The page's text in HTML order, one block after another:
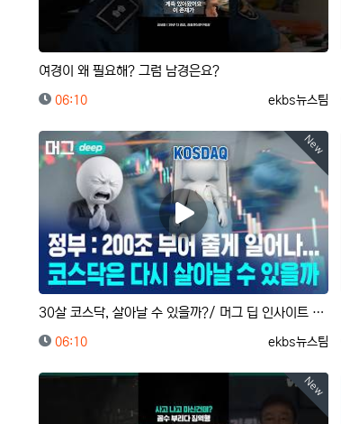
여경이 왜 필요해? 그럼 남경은요?
등록일
06:10 등록자
ekbs뉴스팀
New
30살 코스닥, 살아날 수 있을까?/ 머그 딥 인사이트 / 비디오머그
등록일
06:10 등록자
ekbs뉴스팀
New